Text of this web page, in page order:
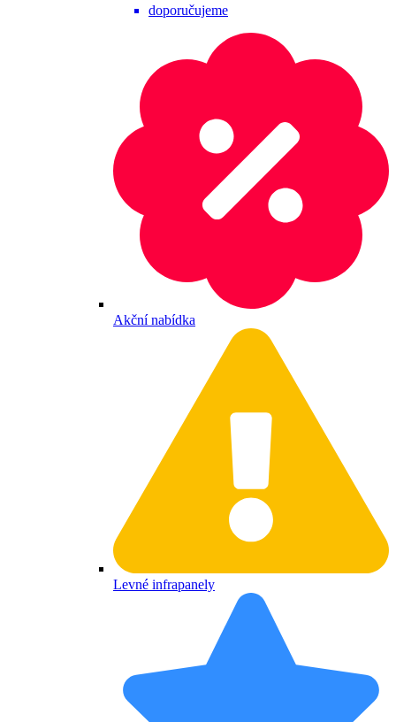
doporučujeme
Akční nabídka
Levné infrapanely